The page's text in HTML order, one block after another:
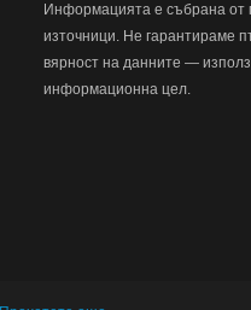
Информацията е събрана от
източници. Не гарантираме
вярност на данните —
информационна цел.